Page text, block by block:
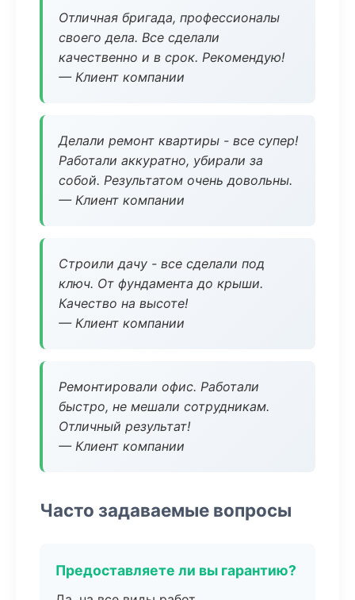
Отличная бригада, профессионалы
своего дела. Все сделали
качественно и в срок. Рекомендую!
— Клиент компании
Делали ремонт квартиры - все супер!
Работали аккуратно, убирали за
собой. Результатом очень довольны.
— Клиент компании
Строили дачу - все сделали под
ключ. От фундамента до крыши.
Качество на высоте!
— Клиент компании
Ремонтировали офис. Работали
быстро, не мешали сотрудникам.
Отличный результат!
— Клиент компании
Часто задаваемые вопросы
Предоставляете ли вы гарантию?